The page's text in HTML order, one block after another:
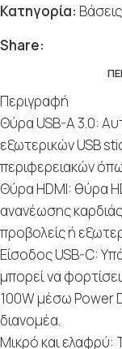
Κατηγορία:
Share:
Περιγραφή
Θύρα USB-A 3.0:
εξωτερικών USB
περιφερειακών
Θύρα HDMI: θύρα
ανανέωσης
προβολείς ή
Είσοδος USB-C:
μπορεί να
100W μέσω Power
διανομέα.
Μικρό και ελαφρύ: